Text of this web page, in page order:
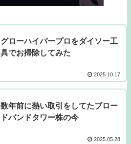
グローハイパープロをダイソー工
具でお掃除してみた
2025.10.17
数年前に熱い取引をしてたブロー
ドバンドタワー株の今
2025.05.28